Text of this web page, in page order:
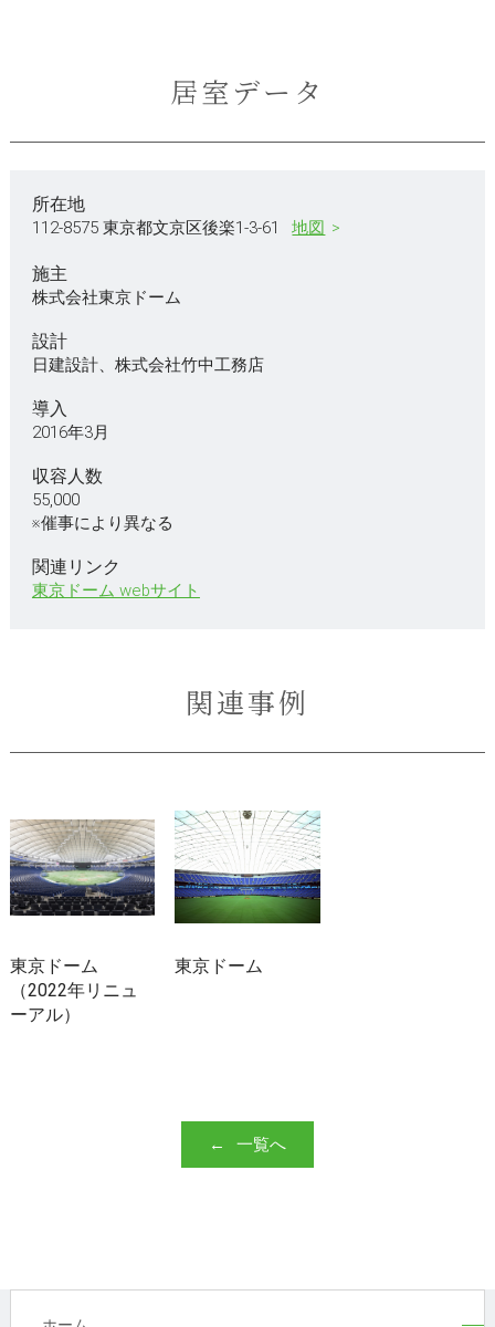
居室データ
所在地
112-8575 東京都文京区後楽1-3-61 地図
施主
株式会社東京ドーム
設計
日建設計、株式会社竹中工務店
導入
2016年3月
収容人数
55,000
※催事により異なる
関連リンク
東京ドーム webサイト
関連事例
東京ドーム
（2022年リニュ
ーアル）
東京ドーム
一覧へ